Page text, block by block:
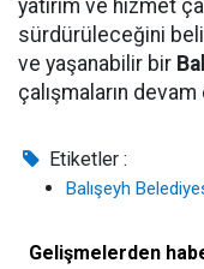
yatırım ve hizmet
sürdürüleceğini
ve yaşanabilir bir
çalışmaların
Etiketler :
Balışeyh
Gelişmelerden